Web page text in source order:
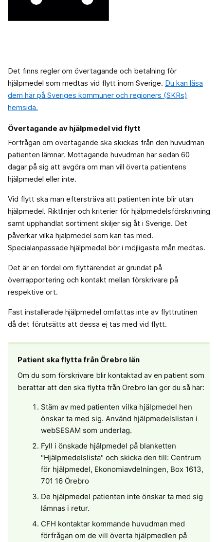
Det finns regler om övertagande och betalning för
hjälpmedel som medtas vid flytt inom Sverige. Du kan läsa
dem här på Sveriges kommuner och regioners (SKRs)
hemsida.
Övertagande av hjälpmedel vid flytt
Förfrågan om övertagande ska skickas från den huvudman
patienten lämnar. Mottagande huvudman har sedan 60
dagar på sig att avgöra om man vill överta patientens
hjälpmedel eller inte.
Vid flytt ska man eftersträva att patienten inte blir utan
hjälpmedel. Riktlinjer och kriterier för hjälpmedelsförskrivning
samt upphandlat sortiment skiljer sig åt i Sverige. Det
påverkar vilka hjälpmedel som kan tas med.
Specialanpassade hjälpmedel bör i möjligaste mån medtas.
Det är en fördel om flyttärendet är grundat på
överrapportering och kontakt mellan förskrivare på
respektive ort.
Fast installerade hjälpmedel omfattas inte av flyttrutinen
då det förutsätts att dessa ej tas med vid flytt.
Patient ska flytta från Örebro län
Om du som förskrivare blir kontaktad av en patient som
berättar att den ska flytta från Örebro län gör du så här:
Stäm av med patienten vilka hjälpmedel hen
önskar ta med sig. Använd hjälpmedelslistan i
webSESAM som underlag.
Fyll i önskade hjälpmedel på blanketten
"Hjälpmedelslista" och skicka den till: Centrum
för hjälpmedel, Ekonomiavdelningen, Box 1613,
701 16 Örebro
De hjälpmedel patienten inte önskar ta med sig
lämnas i retur.
CFH kontaktar kommande huvudman med
förfrågan om de vill överta hjälpmedlen på